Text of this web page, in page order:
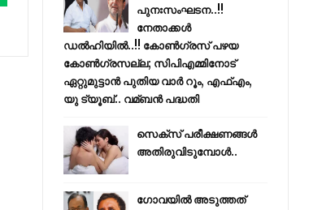
പുനഃസംഘടന..!!
നേതാക്കൾ
ഡൽഹിയിൽ..!! കോണ്‍ഗ്രസ് പഴയ
കോണ്‍ഗ്രസല്ല; സിപിഎമ്മിനോട്
ഏറ്റുമുട്ടാന്‍ പുതിയ വാര്‍ റൂം, എഫ്‌എം,
യു ട്യൂബ്.. വമ്ബന്‍ പദ്ധതി
സെക്സ് പരീക്ഷണങ്ങൾ
അതിരുവിടുമ്പോൾ..
ഗോവയിൽ അടുത്തത്